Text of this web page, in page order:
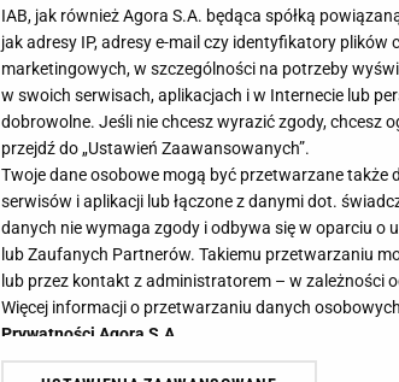
IAB, jak również Agora S.A. będąca spółką
jak adresy IP, adresy e-mail czy identyfikatory
marketingowych, w szczególności na potrzeby
w swoich serwisach, aplikacjach i w Internecie lub
dobrowolne. Jeśli nie chcesz wyrazić zgody, chcesz
przejdź do „Ustawień Zaawansowanych”.
Twoje dane osobowe mogą być przetwarzane
serwisów i aplikacji lub łączone z danymi dot.
danych nie wymaga zgody i odbywa się w oparciu o
lub Zaufanych Partnerów. Takiemu przetwarzaniu
lub przez kontakt z administratorem – w zależności
Więcej informacji o przetwarzaniu danych
Prywatności Agora S.A.